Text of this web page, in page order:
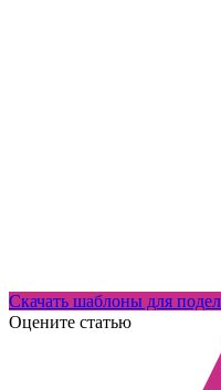
Скачать шаблоны для
Оцените статью